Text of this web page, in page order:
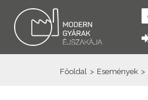
Főoldal > Események >